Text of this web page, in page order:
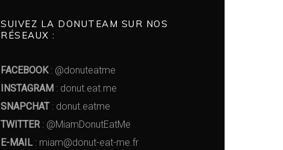
SUIVEZ LA DONUTEAM SUR NOS
RÉSEAUX :
FACEBOOK: @donuteatme
INSTAGRAM : donut.eat.me
SNAPCHAT: donut.eatme
TWITTER: @MiamDonutEatMe
E-MAIL: miam@donut-eat-me.fr